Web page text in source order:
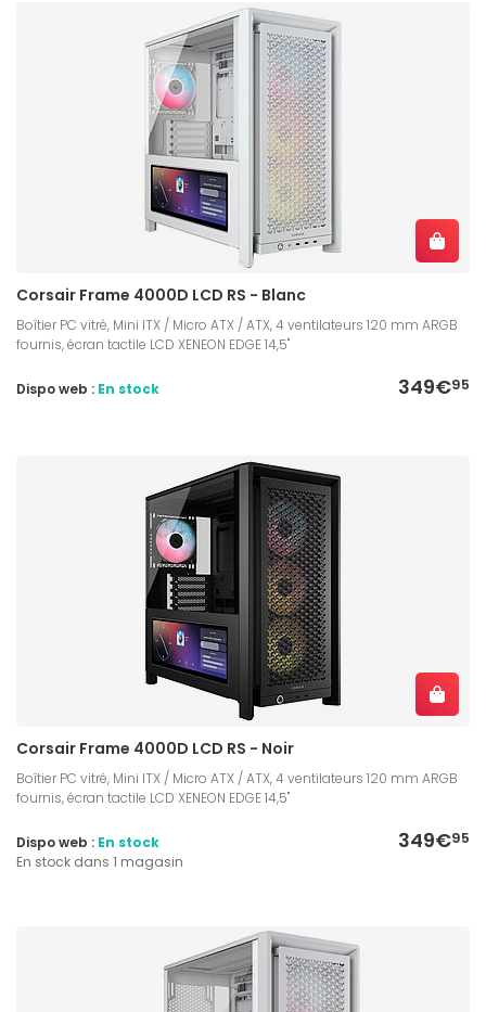
Corsair Frame 4000D LCD RS - Blanc
Boîtier PC vitré, Mini ITX / Micro ATX / ATX, 4 ventilateurs 120 mm ARGB
fournis, écran tactile LCD XENEON EDGE 14,5"
349€95
Dispo web : En stock
Corsair Frame 4000D LCD RS - Noir
Boîtier PC vitré, Mini ITX / Micro ATX / ATX, 4 ventilateurs 120 mm ARGB
fournis, écran tactile LCD XENEON EDGE 14,5"
349€95
Dispo web : En stock
En stock dans 1 magasin